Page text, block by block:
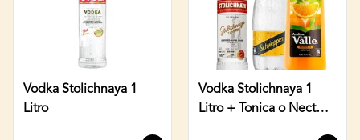
Vodka Stolichnaya 1
Litro
Vodka Stolichnaya 1
Litro + Tonica o Nectar